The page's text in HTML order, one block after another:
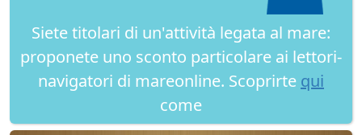
Siete titolari di un'attività legata al mare:
proponete uno sconto particolare ai lettori-
navigatori di mareonline. Scoprirte qui
come